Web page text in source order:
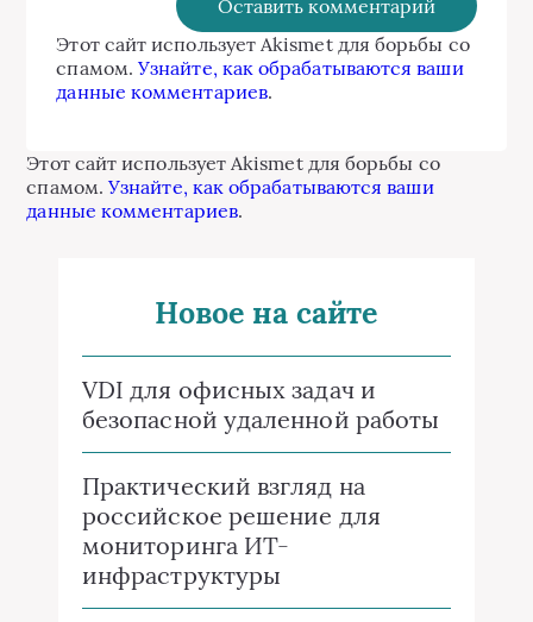
Этот сайт использует Akismet для борьбы со
спамом.Узнайте, как обрабатываются ваши
данные комментариев.
Этот сайт использует Akismet для борьбы со
спамом.Узнайте, как обрабатываются ваши
данные комментариев.
Новое на сайте
VDI для офисных задач и
безопасной удаленной работы
Практический взгляд на
российское решение для
мониторинга ИТ-
инфраструктуры